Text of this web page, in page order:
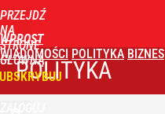
PRZEJDŹ
NA
STRONĘ
GŁÓWNĄ
WPROST
WIADOMOŚCI POLITYKA BIZNES
POLITYKA